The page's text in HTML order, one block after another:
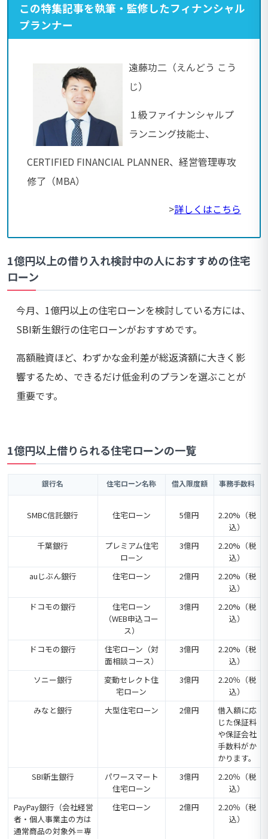
この特集記事を執筆・監修したフィナンシャル
プランナー
遠藤功二（えんどう こう
じ）
１級ファイナンシャルプ
ランニング技能士、
CERTIFIED FINANCIAL PLANNER、経営管理専攻
修了（MBA）
>詳しくはこちら
1億円以上の借り入れ検討中の人におすすめの住宅
ローン
今月、1億円以上の住宅ローンを検討している方には、
SBI新生銀行の住宅ローンがおすすめです。
高額融資ほど、わずかな金利差が総返済額に大きく影
響するため、できるだけ低金利のプランを選ぶことが
重要です。
1億円以上借りられる住宅ローンの一覧
銀行名 住宅ローン名称 借入限度額 事務手数料
SMBC信託銀行 住宅ローン 5億円
2.20%（税
込）
千葉銀行
プレミアム住宅
ローン
3億円
2.20%（税
込）
auじぶん銀行
住宅ローン 2億円
2.20%（税
込）
ドコモの銀行
住宅ローン
（WEB申込コー
ス）
3億円
2.20%（税
込）
ドコモの銀行
住宅ローン（対
面相談コース）
3億円
2.20%（税
込）
ソニー銀行
変動セレクト住
宅ローン
3億円
2.20％（税
込）
みなと銀行
大型住宅ローン 2億円
借入額に応
じた保証料
や保証会社
手数料がか
かります。
SBI新生銀行
パワースマート
住宅ローン
3億円
2.20％（税
込）
PayPay銀行（会社経営
者・個人事業主の方は
通常商品の対象外＝専
住宅ローン 2億円
2.20％（税
込）